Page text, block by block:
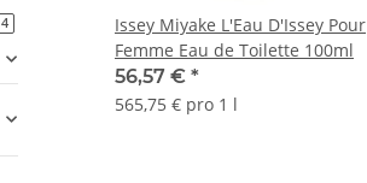
Issey Miyake L'Eau D'Issey Pour
Femme Eau de Toilette 100ml
56,57 € *
565,75 € pro 1 l
4Artikel gefunden